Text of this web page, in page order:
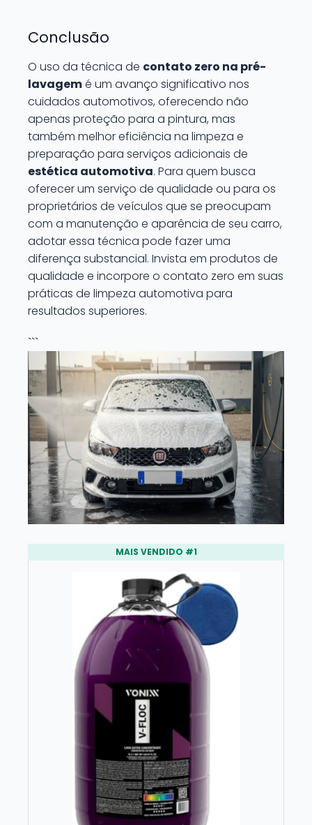
Conclusão
O uso da técnica de contato zero na pré-
lavagemé um avanço significativo nos
cuidados automotivos, oferecendo não
apenas proteção para a pintura, mas
também melhor eficiência na limpeza e
preparação para serviços adicionais de
estética automotiva. Para quem busca
oferecer um serviço de qualidade ou para os
proprietários de veículos que se preocupam
com a manutenção e aparência de seu carro,
adotar essa técnica pode fazer uma
diferença substancial. Invista em produtos de
qualidade e incorpore o contato zero em suas
práticas de limpeza automotiva para
resultados superiores.
```
MAIS VENDIDO #1